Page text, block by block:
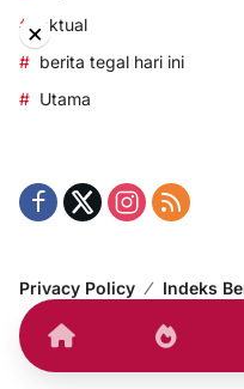
aktual
berita tegal hari ini
Utama
Privacy Policy Indeks
© 2014-2024
×